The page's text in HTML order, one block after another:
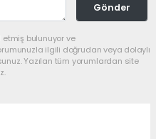
Gönder
etmiş bulunuyor ve
ilgili doğrudan veya dolaylı
Yazılan tüm yorumlardan site